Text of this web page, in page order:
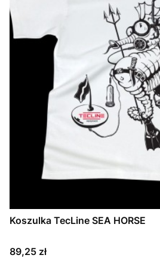
Koszulka TecLine SEA HORSE
Cena
89,25 zł